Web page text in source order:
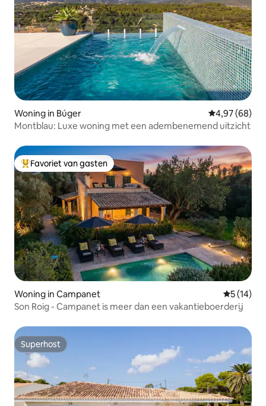
Woning in Búger Gemiddelde
4,97 (68)
Montblau: Luxe woning met een adembenemend uitzicht
Topfavoriet van gasten
Favoriet van gasten
Woning in Campanet
5 (14)
Son Roig - Campanet is meer dan een vakantieboerderij
Superhost
Superhost